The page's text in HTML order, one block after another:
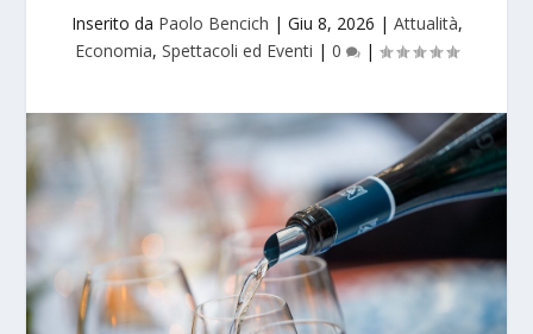
Inserito da Paolo Bencich | Giu 8, 2026 | Attualità,
Economia, Spettacoli ed Eventi | 0 |